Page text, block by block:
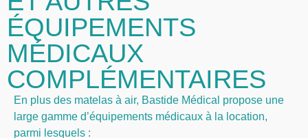
ÉQUIPEMENTS
MÉDICAUX
COMPLÉMENTAIRES
En plus des matelas à air, Bastide Médical propose une
large gamme d’équipements médicaux à la location,
parmi lesquels :